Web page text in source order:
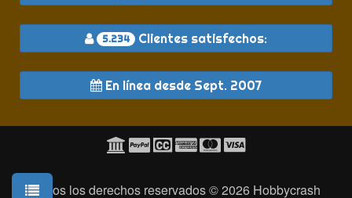
5.234 Clientes satisfechos:
En línea desde Sept. 2007
Todos los derechos reservados © 2026 Hobbycrash